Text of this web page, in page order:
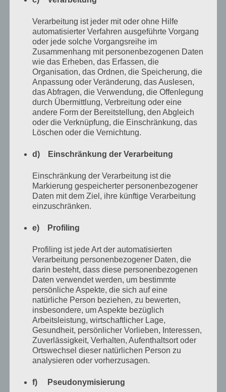
Keine Kommentare
Ich war damals elf und da war dieser Typ mit der Boa im
Keller. Er hatte irgendwie keinen richtigen Namen,
jedenfalls nicht für uns Kinder. Wir nannten ihn einfach
der Typ, weil es einfacher war und weil wir uns
verdammt lässig und verwegen vorkamen, wenn wir
einfach nur der Typ sagten.
Der Typ war irgendwie schon immer da, wirkte leicht
feucht in den Kleiderschrank getan hatte und die
stockig geworden war. Ich stellte mir vor, dass es gar
nicht an den Klamotten lag, die er trug, sondern an ihm
selbst und malte mir aus, dass er sich nach dem Baden
legte zum Schlafen. Den Gedanken fand ich irgendwie
ganz prima, auch wenn ich wusste, dass ich mir das nur
ausgedacht hatte und er nur in meinem Kopf in einem
Kleiderschrank schlief und nicht wirklich.
Er hatte die Wohnung über uns, aber lebte mehr in dem
zur Wohnung gehörenden Kellerverschlag, der sich
schräg gegenüber unseres Verschlages befand. Dass er
mehr im Keller war, als in seiner Wohnung, wusste ich,
weil ich ihm mindestens dreimal am Tag begegnete.
Verarbeitung ist jeder mit oder ohne Hilfe
automatisierter Verfahren ausgeführte Vorgang
oder jede solche Vorgangsreihe im
Zusammenhang mit personenbezogenen Daten
wie das Erheben, das Erfassen, die
Organisation, das Ordnen, die Speicherung, die
Anpassung oder Veränderung, das Auslesen,
das Abfragen, die Verwendung, die Offenlegung
durch Übermittlung, Verbreitung oder eine
andere Form der Bereitstellung, den Abgleich
oder die Verknüpfung, die Einschränkung, das
Löschen oder die Vernichtung.
d) Einschränkung der Verarbeitung
Einschränkung der Verarbeitung ist die
Markierung gespeicherter personenbezogener
Daten mit dem Ziel, ihre künftige Verarbeitung
einzuschränken.
e) Profiling
Profiling ist jede Art der automatisierten
Verarbeitung personenbezogener Daten, die
darin besteht, dass diese personenbezogenen
Daten verwendet werden, um bestimmte
persönliche Aspekte, die sich auf eine
natürliche Person beziehen, zu bewerten,
insbesondere, um Aspekte bezüglich
Arbeitsleistung, wirtschaftlicher Lage,
Gesundheit, persönlicher Vorlieben, Interessen,
Zuverlässigkeit, Verhalten, Aufenthaltsort oder
Ortswechsel dieser natürlichen Person zu
analysieren oder vorherzusagen.
f) Pseudonymisierung